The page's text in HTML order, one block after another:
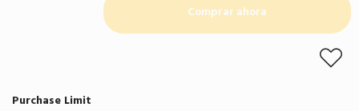
Comprar ahora
Purchase Limit